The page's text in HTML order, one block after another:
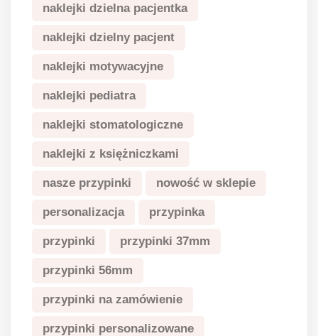
naklejki dzielna pacjentka
naklejki dzielny pacjent
naklejki motywacyjne
naklejki pediatra
naklejki stomatologiczne
naklejki z księżniczkami
nasze przypinki nowość w sklepie
personalizacja przypinka
przypinki przypinki 37mm
przypinki 56mm
przypinki na zamówienie
przypinki personalizowane